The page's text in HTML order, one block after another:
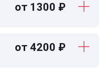
от 1300 ₽
от 4200 ₽